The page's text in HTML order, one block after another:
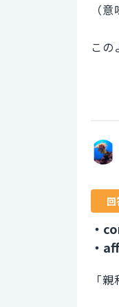
（
この
回
・
・
「